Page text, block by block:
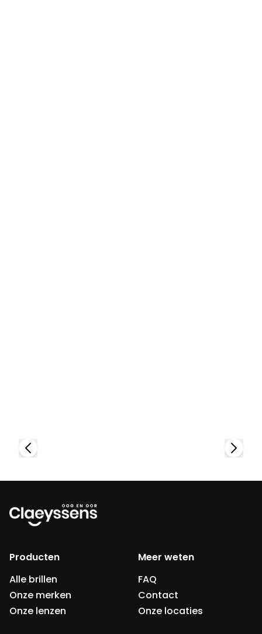
Producten
Alle brillen
Onze merken
Onze lenzen
Meer weten
FAQ
Contact
Onze locaties